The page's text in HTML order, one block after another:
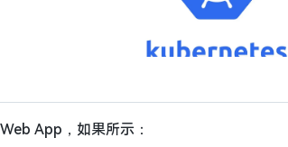
App，如果所示：